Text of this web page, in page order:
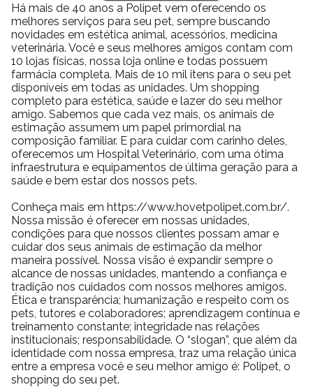
Há mais de 40 anos a Polipet vem oferecendo os
melhores serviços para seu pet, sempre buscando
novidades em estética animal, acessórios, medicina
veterinária. Você e seus melhores amigos contam com
10 lojas físicas, nossa loja online e todas possuem
farmácia completa. Mais de 10 mil itens para o seu pet
disponíveis em todas as unidades. Um shopping
completo para estética, saúde e lazer do seu melhor
amigo. Sabemos que cada vez mais, os animais de
estimação assumem um papel primordial na
composição familiar. E para cuidar com carinho deles,
oferecemos um Hospital Veterinário, com uma ótima
infraestrutura e equipamentos de última geração para a
saúde e bem estar dos nossos pets.
Conheça mais em https://www.hovetpolipet.com.br/.
Nossa missão é oferecer em nossas unidades,
condições para que nossos clientes possam amar e
cuidar dos seus animais de estimação da melhor
maneira possível. Nossa visão é expandir sempre o
alcance de nossas unidades, mantendo a confiança e
tradição nos cuidados com nossos melhores amigos.
Ética e transparência; humanização e respeito com os
pets, tutores e colaboradores; aprendizagem contínua e
treinamento constante; integridade nas relações
institucionais; responsabilidade. O “slogan”, que além da
identidade com nossa empresa, traz uma relação única
entre a empresa você e seu melhor amigo é: Polipet, o
shopping do seu pet.